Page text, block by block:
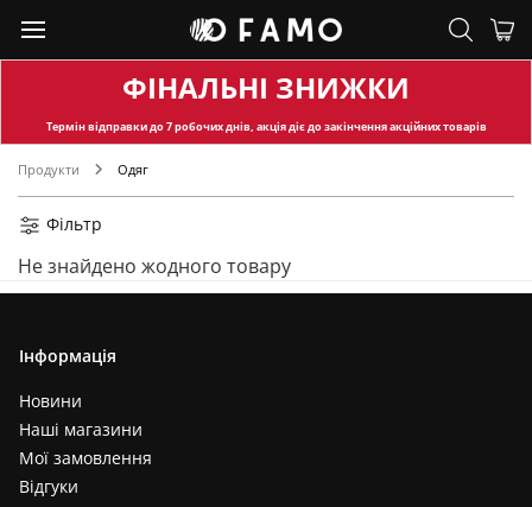
ФІНАЛЬНІ ЗНИЖКИ
Термін відправкидо 7 робочих днів, акція діє до закінчення акційних товарів
Продукти Одяг
Фільтр
Не знайдено жодного товару
Інформація
Новини
Наші магазини
Мої замовлення
Відгуки